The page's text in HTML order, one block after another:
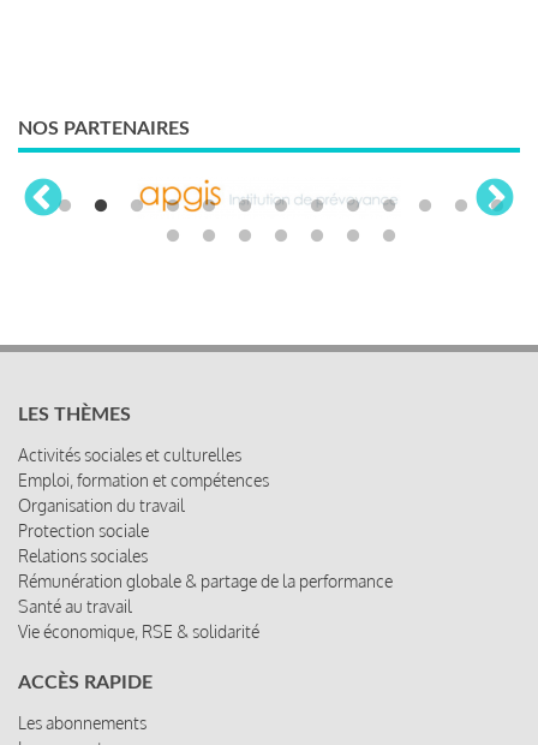
NOS PARTENAIRES
LES THÈMES
Activités sociales et culturelles
Emploi, formation et compétences
Organisation du travail
Protection sociale
Relations sociales
Rémunération globale & partage de la performance
Santé au travail
Vie économique, RSE & solidarité
ACCÈS RAPIDE
Les abonnements